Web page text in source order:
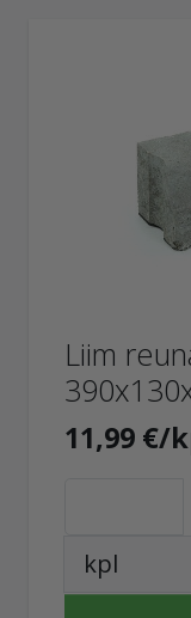
Liim
11,99 €/
kpl